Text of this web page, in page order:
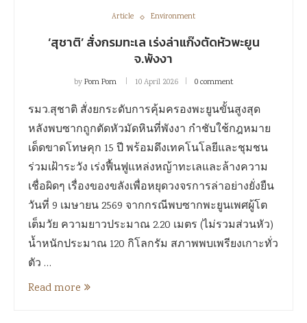
Article Environment
‘สุชาติ’ สั่งกรมทะเล เร่งล่าแก๊งตัดหัวพะยูน
จ.พังงา
byPom Pom 10 April 2026 0 comment
รมว.สุชาติ สั่งยกระดับการคุ้มครองพะยูนขั้นสูงสุด
หลังพบซากถูกตัดหัวมัดหินที่พังงา กำชับใช้กฎหมาย
เด็ดขาดโทษคุก 15 ปี พร้อมดึงเทคโนโลยีและชุมชน
ร่วมเฝ้าระวัง เร่งฟื้นฟูแหล่งหญ้าทะเลและล้างความ
เชื่อผิดๆ เรื่องของขลังเพื่อหยุดวงจรการล่าอย่างยั่งยืน
วันที่ 9 เมษายน 2569 จากกรณีพบซากพะยูนเพศผู้โต
เต็มวัย ความยาวประมาณ 2.20 เมตร (ไม่รวมส่วนหัว)
น้ำหนักประมาณ 120 กิโลกรัม สภาพพบเพรียงเกาะทั่ว
ตัว …
Read more